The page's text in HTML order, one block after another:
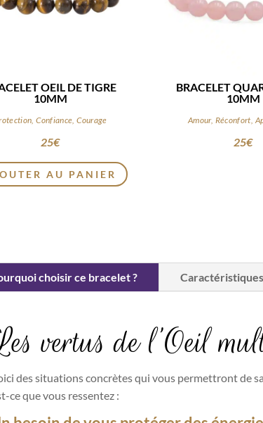
OEIL DE TIGRE
10MM
Confiance, Courage
25€
AU PANIER
BRACELET
10MM
Amour, Réconfort,
25€
choisir ce bracelet ?
vertus de l’Oeil
des situations concrètes qui vous permettront de
ce que vous ressentez :